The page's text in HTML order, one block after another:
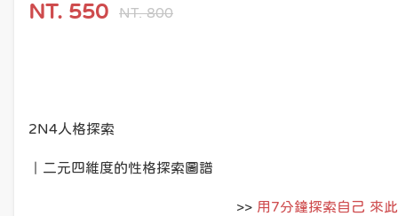
NT. 550 NT. 800
2N4人格探索
｜二元四維度的性格探索圖譜
>> 用7分鐘探索自己 來